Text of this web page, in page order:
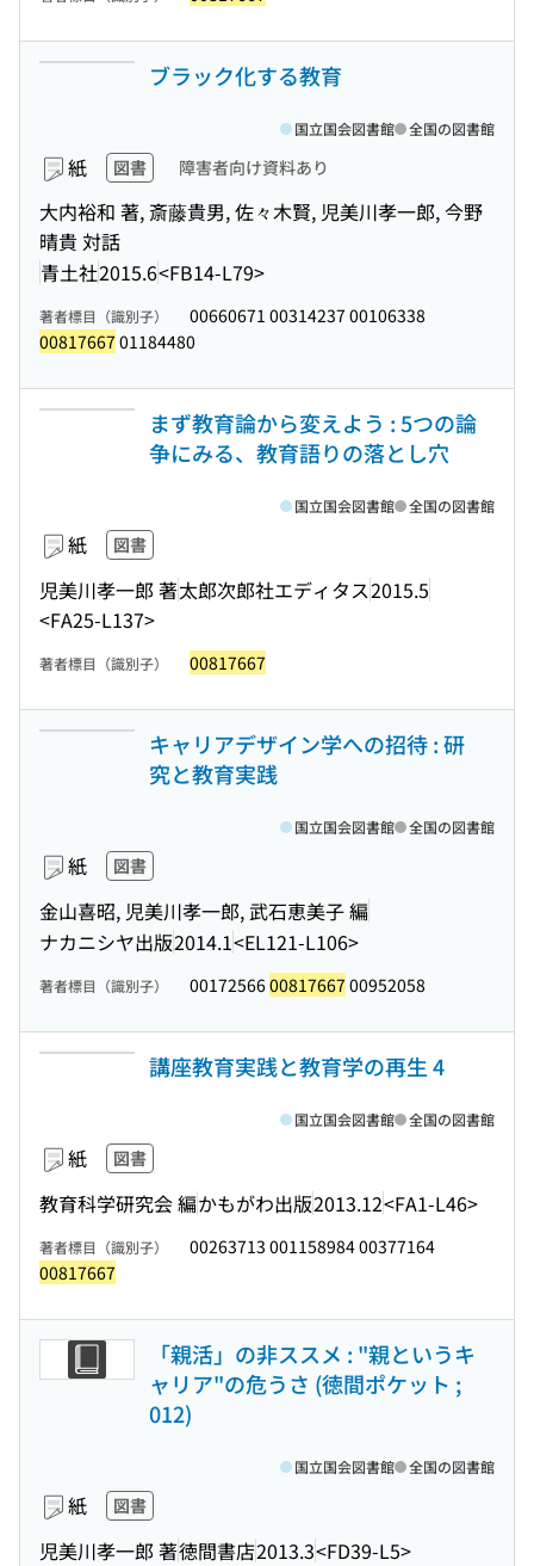
ブラック化する教育
紙 図書 障害者向け資料あり
大内裕和 著, 斎藤貴男, 佐々木賢, 児美川孝一郎, 今野
晴貴 対話
青土社2015.6<FB14-L79>
国立国会図書館 全国の図書館
著者標目（識別子）
00660671 00314237 00106338
00817667 01184480
まず教育論から変えよう : 5つの論
争にみる、教育語りの落とし穴
紙 図書
児美川孝一郎 著太郎次郎社エディタス2015.5
<FA25-L137>
国立国会図書館 全国の図書館
著者標目（識別子） 00817667
キャリアデザイン学への招待 : 研
究と教育実践
紙 図書
金山喜昭, 児美川孝一郎, 武石恵美子 編
ナカニシヤ出版2014.1<EL121-L106>
国立国会図書館 全国の図書館
著者標目（識別子） 0017256600817667 00952058
講座教育実践と教育学の再生 4
紙 図書
教育科学研究会 編かもがわ出版2013.12<FA1-L46>
国立国会図書館 全国の図書館
著者標目（識別子）
00263713 001158984 00377164
00817667
「親活」の非ススメ : "親というキ
ャリア"の危うさ (徳間ポケット ;
012)
紙 図書
児美川孝一郎 著徳間書店2013.3<FD39-L5>
国立国会図書館 全国の図書館